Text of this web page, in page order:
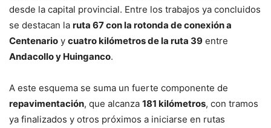
desde la capital provincial. Entre los trabajos ya concluidos
se destacan la ruta 67 con la rotonda de conexión a
Centenario y cuatro kilómetros de la ruta 39 entre
Andacollo y Huinganco.
A este esquema se suma un fuerte componente de
repavimentación, que alcanza 181 kilómetros, con tramos
ya finalizados y otros próximos a iniciarse en rutas